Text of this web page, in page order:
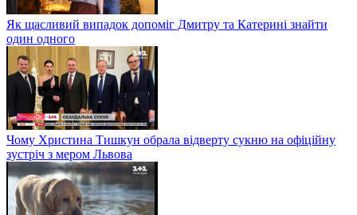
Як щасливий випадок допоміг Дмитру та Катерині знайти
один одного
Чому Христина Тишкун обрала відверту сукню на офіційну
зустріч з мером Львова